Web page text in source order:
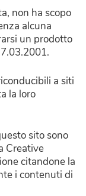
non ha scopo
alcuna
un prodotto
a siti
la loro
sito sono
Creative
citandone la
i contenuti di